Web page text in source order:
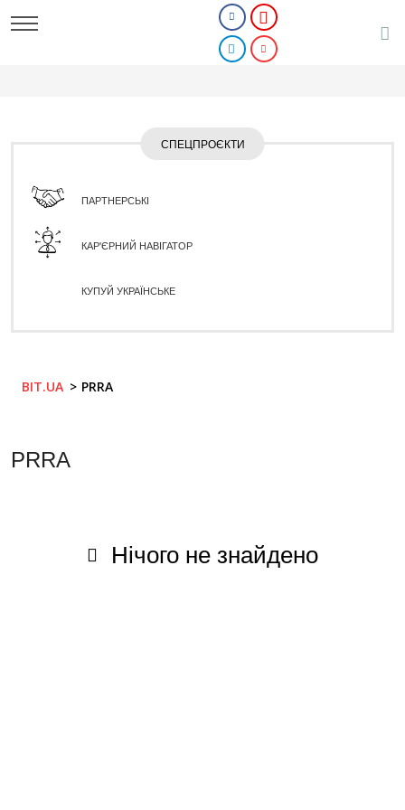
СПЕЦПРОЄКТИ
ПАРТНЕРСЬКІ
КАР'ЄРНИЙ НАВІГАТОР
КУПУЙ УКРАЇНСЬКЕ
BIT.UA PRRA
PRRA
Нічого не знайдено